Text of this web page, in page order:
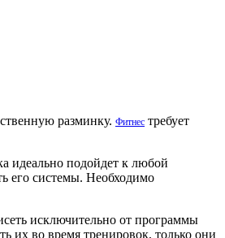
разминку. Фитнес требует
идеально подойдет к любой
его системы. Необходимо
исключительно от программы
их во время тренировок, только они